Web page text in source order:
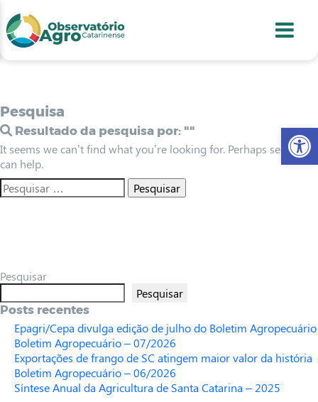
2
3
4
Pesquisa
Resultado da pesquisa por: ""
It seems we can’t find what you’re looking for. Perhaps searching
can help.
Pesquisar
Pesquisar
Posts recentes
Epagri/Cepa divulga edição de julho do Boletim Agropecuário
Boletim Agropecuário – 07/2026
Exportações de frango de SC atingem maior valor da história
Boletim Agropecuário – 06/2026
Síntese Anual da Agricultura de Santa Catarina – 2025